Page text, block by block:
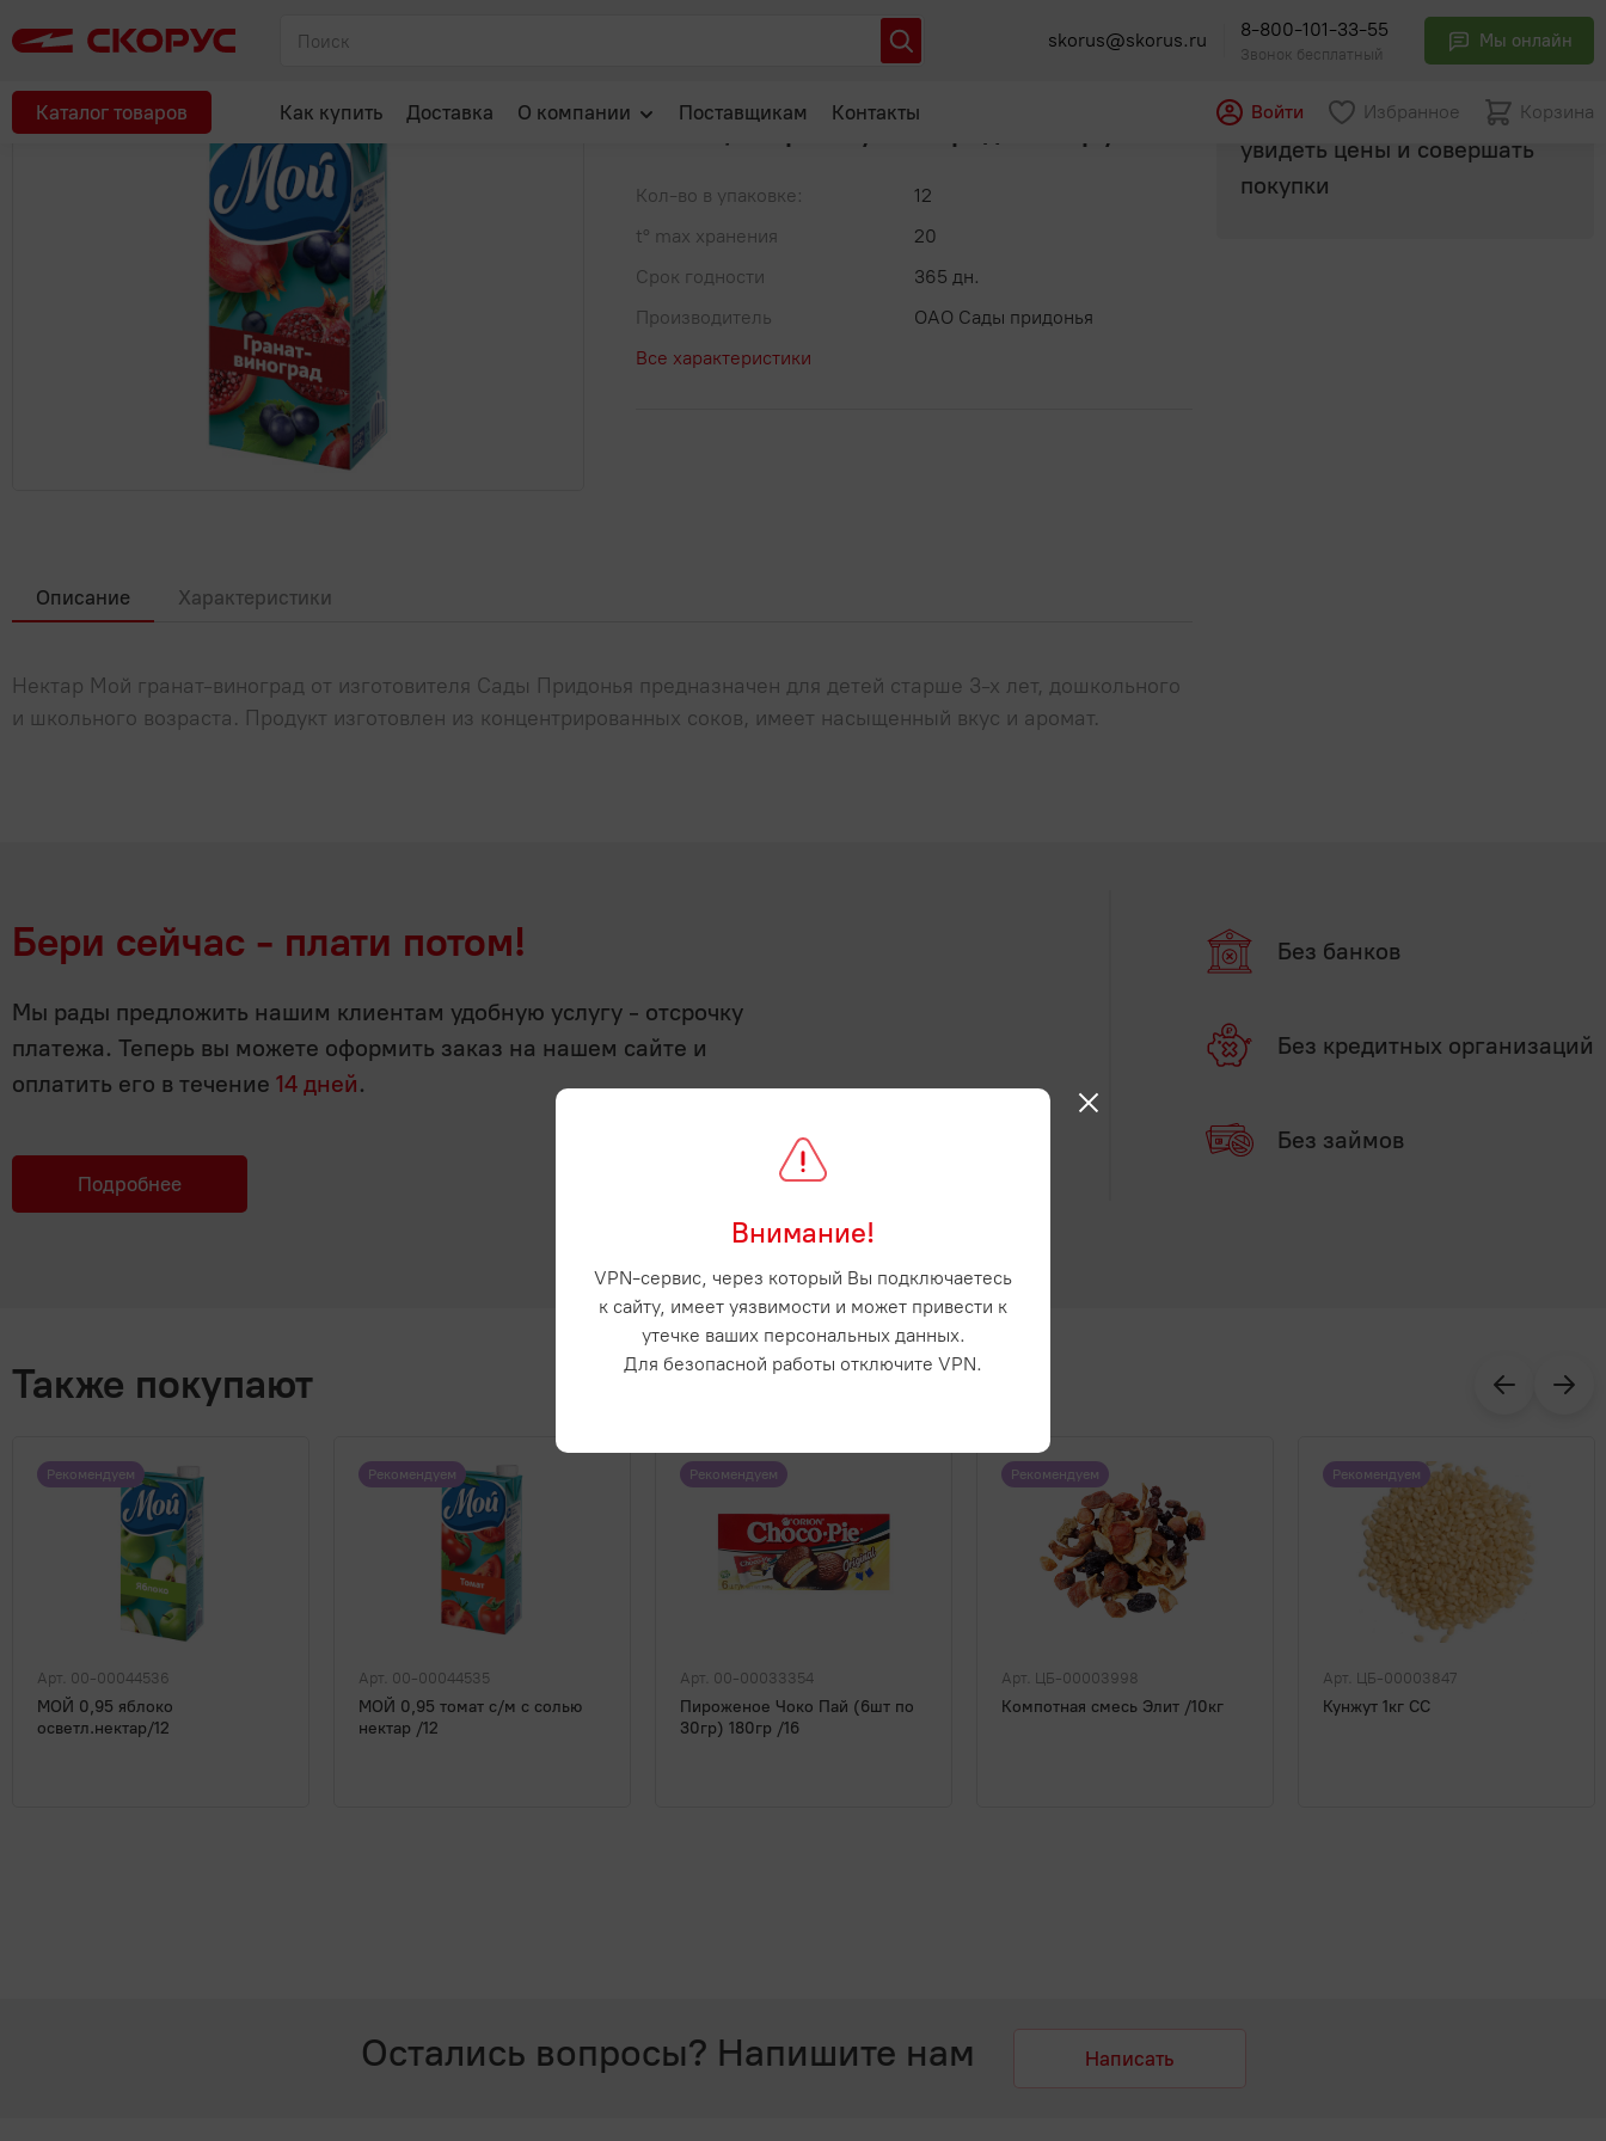
skorus@skorus.ru 8-800-101-33-55
Звонок бесплатный
Мы онлайн
Каталог товаров Как купить Доставка О компании
Популярные вопросы
Поставщикам Контакты Войти Избранное Корзина
Главная Соки, вода, напитки Соки, нектары, морсы
МОЙ 0,95 гранат/виноград нектар /12
Кол-во в упаковке:
12
t° max хранения
20
Срок годности
365 дн.
Производитель
ОАО Сады придонья
Все характеристики
Авторизуйтесь, чтобы
увидеть цены и совершать
покупки
Описание Характеристики
Нектар Мой гранат-виноград от изготовителя Сады Придонья предназначен для детей старше 3-х лет, дошкольного
и школьного возраста. Продукт изготовлен из концентрированных соков, имеет насыщенный вкус и аромат.
Бери сейчас - плати потом!
Мы рады предложить нашим клиентам удобную услугу - отсрочку
платежа. Теперь вы можете оформить заказ на нашем сайте и
оплатить его в течение 14 дней.
Без банков
Без кредитных организаций
Без займов
Подробнее
Также покупают
Рекомендуем
Арт. 00-00044536
МОЙ 0,95 яблоко
осветл.нектар/12
Рекомендуем
Арт. 00-00044535
МОЙ 0,95 томат с/м с солью
нектар /12
Рекомендуем
Арт. 00-00033354
Пироженое Чоко Пай (6шт по
30гр) 180гр /16
Рекомендуем
Арт. ЦБ-00003998
Компотная смесь Элит /10кг
Рекомендуем
Арт. ЦБ-00003847
Кунжут 1кг СС
Остались вопросы? Напишите нам Написать
Внимание!
VPN-сервис, через который Вы подключаетесь
к сайту, имеет уязвимости и может привести к
утечке ваших персональных данных.
Для безопасной работы отключите VPN.